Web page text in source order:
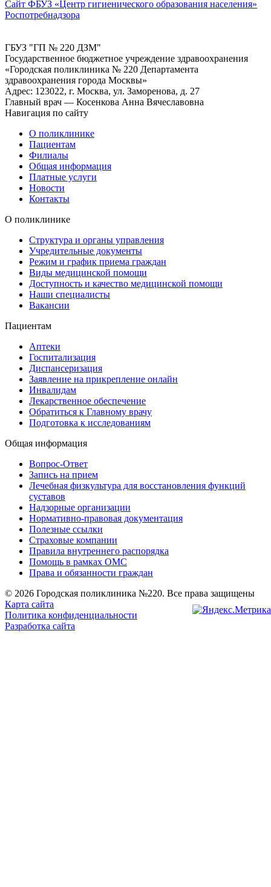
Сайт ФБУЗ «Центр гигиенического образования населения»
Роспотребнадзора
ГБУЗ "ГП № 220 ДЗМ"
Государственное бюджетное учреждение здравоохранения
«Городская поликлиника № 220 Департамента
здравоохранения города Москвы»
Адрес: 123022, г. Москва, ул. Заморенова, д. 27
Главный врач — Косенкова Анна Вячеславовна
Навигация по сайту
О поликлинике
Пациентам
Филиалы
Общая информация
Платные услуги
Новости
Контакты
О поликлинике
Структура и органы управления
Учредительные документы
Режим и график приема граждан
Виды медицинской помощи
Доступность и качество медицинской помощи
Наши специалисты
Вакансии
Пациентам
Аптеки
Госпитализация
Диспансеризация
Заявление на прикрепление онлайн
Инвалидам
Лекарственное обеспечение
Обратиться к Главному врачу
Подготовка к исследованиям
Общая информация
Вопрос-Ответ
Запись на прием
Лечебная физкультура для восстановления функций
суставов
Надзорные организации
Нормативно-правовая документация
Полезные ссылки
Страховые компании
Правила внутреннего распорядка
Помощь в рамках ОМС
Права и обязанности граждан
© 2026 Городская поликлиника №220. Все права защищены
Карта сайта
Политика конфиденциальности
Разработка сайта